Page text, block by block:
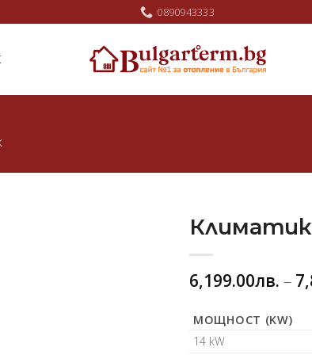
0890943333
Климатик
6,199.00лв. –
МОЩНОСТ (KW)
14 kW